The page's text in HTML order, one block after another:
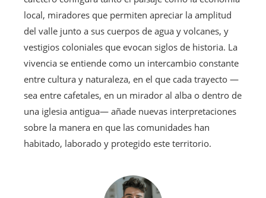
local, miradores que permiten apreciar la amplitud
del valle junto a sus cuerpos de agua y volcanes, y
vestigios coloniales que evocan siglos de historia. La
vivencia se entiende como un intercambio constante
entre cultura y naturaleza, en el que cada trayecto —
sea entre cafetales, en un mirador al alba o dentro de
una iglesia antigua— añade nuevas interpretaciones
sobre la manera en que las comunidades han
habitado, laborado y protegido este territorio.